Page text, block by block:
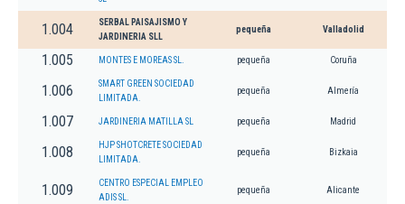
1.004
SERBAL PAISAJISMO Y
JARDINERIA SLL
pequeña Valladolid
1.005 MONTES E MOREAS SL. pequeña Coruña
1.006
SMART GREEN SOCIEDAD
LIMITADA.
pequeña Almería
1.007 JARDINERIA MATILLA SL pequeña Madrid
1.008
HJP SHOTCRETE SOCIEDAD
LIMITADA.
pequeña Bizkaia
1.009
CENTRO ESPECIAL EMPLEO
ADIS SL.
pequeña Alicante